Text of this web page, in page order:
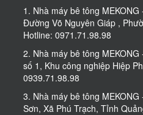
1. Nhà máy bê tông
Đường Võ Nguyên Giáp ,
Hotline: 0971.71.98.98
2. Nhà máy bê tông
số 1, Khu công nghiệp Hiệp
0939.71.98.98
3. Nhà máy bê tông
Sơn, Xã Phú Trạch, Tỉnh